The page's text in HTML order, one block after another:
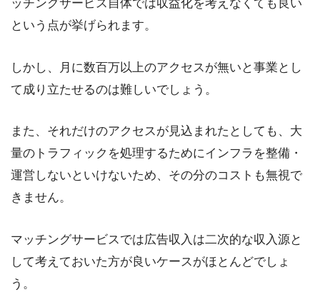
という点が挙げられます。
しかし、月に数百万以上のアクセスが無いと事業とし
て成り立たせるのは難しいでしょう。
また、それだけのアクセスが見込まれたとしても、大
量のトラフィックを処理するためにインフラを整備・
運営しないといけないため、その分のコストも無視で
きません。
マッチングサービスでは広告収入は二次的な収入源と
して考えておいた方が良いケースがほとんどでしょ
う。